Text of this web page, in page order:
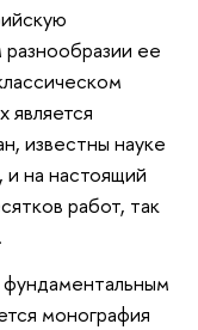
ее
является
известны науке
и на настоящий
работ, так
монография